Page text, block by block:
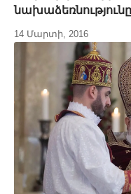
նախաձեռնությունը
14 Մարտի, 2016